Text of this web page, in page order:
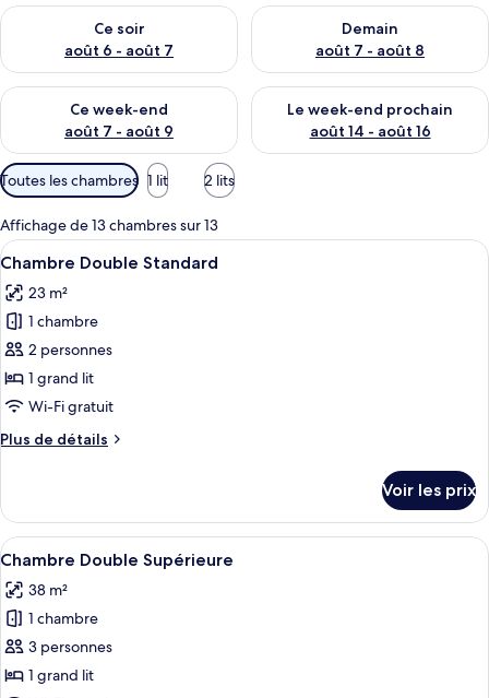
Ce soir
août 6 - août 7
Vérifier la disponibilité pour ce soir août 6 - août 7
Demain
août 7 - août 8
Vérifier la disponibilité pour
Ce week-end
août 7 - août 9
Vérifier la disponibilité pour ce week-end août 7 - août 9
Le week-end prochain
août 14 - août 16
Vérifier la disponibilité pour
Filtres
disponibles
pour
les
chambres
Toutes les chambres 1 lit 2 lits
Affichage de 13 chambres sur 13
Afficher
toutes
les
photos
pour
ce
type
chambre :
Standard
Une chambre d’hôtel avec un
5
Chambre Double Standard
23 m²
1 chambre
2 personnes
1 grand lit
Wi-Fi gratuit
Plus de détails
Plus
le
type
de
Chambre
Double
Voir les prix
Afficher
toutes
les
photos
pour
ce
Une chambre d’hôtel avec un
6
Chambre Double Supérieure
38 m²
1 chambre
3 personnes
1 grand lit